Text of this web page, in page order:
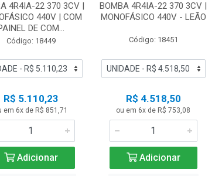
4R4IA-22 370 3CV |
440V | COM
DE COM...
Código: 18449
R$ 5.110,23
em 6x de R$ 851,71
Adicionar
BOMBA 4R4IA-22 370 3CV |
MONOFÁSICO 440V - LEÃO
Código: 18451
R$ 4.518,50
ou em 6x de R$ 753,08
Adicionar